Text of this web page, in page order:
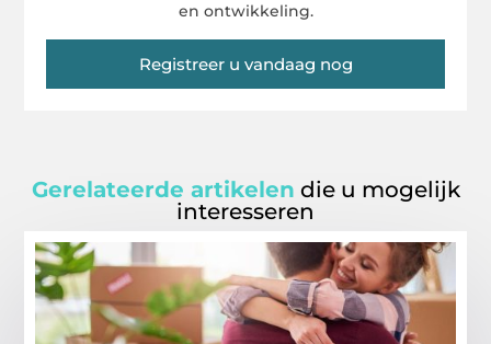
en ontwikkeling.
Registreer u vandaag nog
Gerelateerde artikelen die u mogelijk
interesseren